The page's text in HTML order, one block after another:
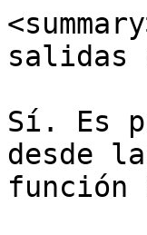
salidas
Sí. Es
desde
función